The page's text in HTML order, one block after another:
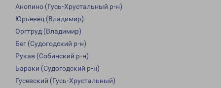
Анопино (Гусь-Хрустальный р-н)
Юрьевец (Владимир)
Оргтруд (Владимир)
Бег (Судогодский р-н)
Рукав (Собинский р-н)
Бараки (Судогодский р-н)
Гусевский (Гусь-Хрустальный)